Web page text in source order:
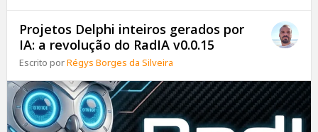
Projetos Delphi inteiros gerados por
IA: a revolução do RadIA v0.0.15
Escrito porRégys Borges da Silveira